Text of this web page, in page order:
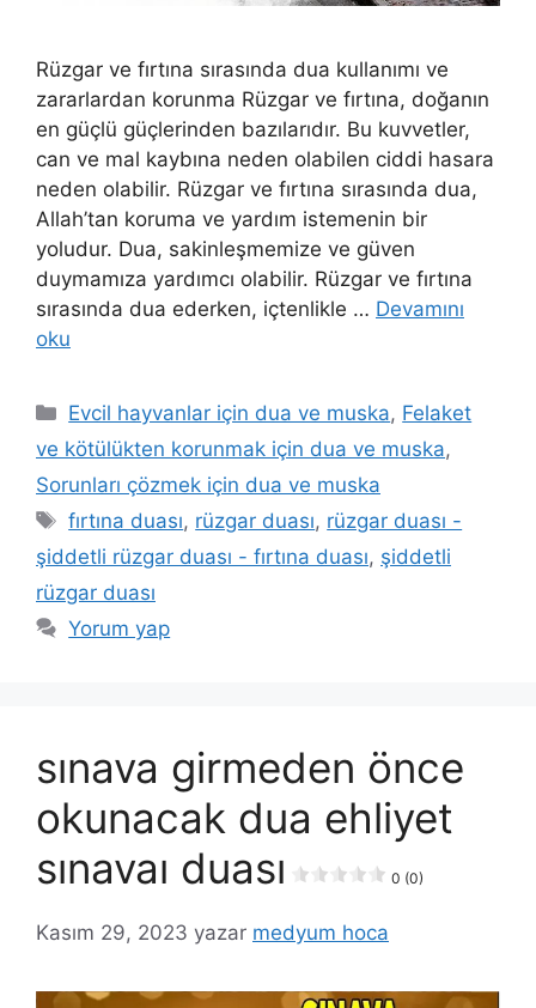
Rüzgar ve fırtına sırasında dua kullanımı ve
zararlardan korunma Rüzgar ve fırtına, doğanın
en güçlü güçlerinden bazılarıdır. Bu kuvvetler,
can ve mal kaybına neden olabilen ciddi hasara
neden olabilir. Rüzgar ve fırtına sırasında dua,
Allah’tan koruma ve yardım istemenin bir
yoludur. Dua, sakinleşmemize ve güven
duymamıza yardımcı olabilir. Rüzgar ve fırtına
sırasında dua ederken, içtenlikle … Devamını
oku
Evcil hayvanlar için dua ve muska, Felaket
ve kötülükten korunmak için dua ve muska,
Sorunları çözmek için dua ve muska
fırtına duası, rüzgar duası, rüzgar duası -
şiddetli rüzgar duası - fırtına duası, şiddetli
rüzgar duası
Yorum yap
sınava girmeden önce
okunacak dua ehliyet
sınavaı duası
0 (0)
Kasım 29, 2023 yazar medyum hoca